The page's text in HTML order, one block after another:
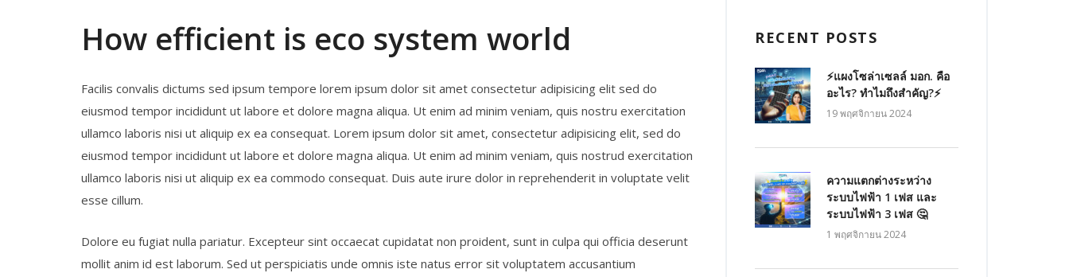
How efficient is eco system world
Facilis convalis dictums sed ipsum tempore lorem ipsum dolor sit amet consectetur adipisicing elit sed do
eiusmod tempor incididunt ut labore et dolore magna aliqua. Ut enim ad minim veniam, quis nostru exercitation
ullamco laboris nisi ut aliquip ex ea consequat. Lorem ipsum dolor sit amet, consectetur adipisicing elit, sed do
eiusmod tempor incididunt ut labore et dolore magna aliqua. Ut enim ad minim veniam, quis nostrud exercitation
ullamco laboris nisi ut aliquip ex ea commodo consequat. Duis aute irure dolor in reprehenderit in voluptate velit
esse cillum.
Dolore eu fugiat nulla pariatur. Excepteur sint occaecat cupidatat non proident, sunt in culpa qui officia deserunt
mollit anim id est laborum. Sed ut perspiciatis unde omnis iste natus error sit voluptatem accusantium
RECENT POSTS
⚡แผงโซล่าเซลล์ มอก. คือ
อะไร? ทำไมถึงสำคัญ?⚡
19 พฤศจิกายน 2024
ความแตกต่างระหว่าง
ระบบไฟฟ้า 1 เฟส และ
ระบบไฟฟ้า 3 เฟส 🤔
1 พฤศจิกายน 2024